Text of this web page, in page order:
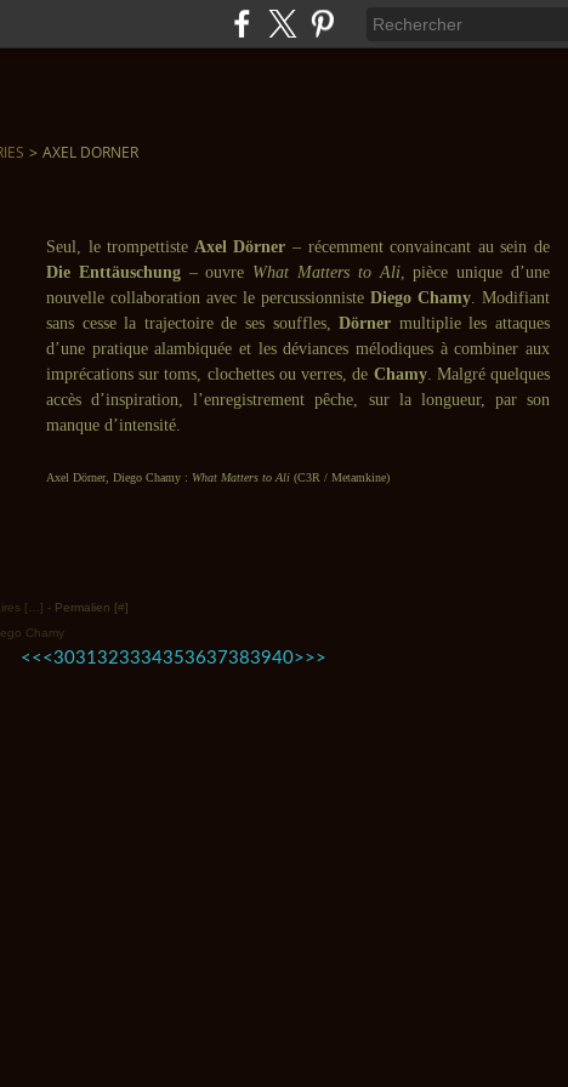
> AXEL DORNER
Seul, le trompettiste Axel Dörner – récemment convaincant au sein de
Die Enttäuschung– ouvre What Matters to Ali, pièce unique d’une
nouvelle collaboration avec le percussionniste Diego Chamy. Modifiant
sans cesse la trajectoire de ses souffles,Dörner multiplie les attaques
d’une pratique alambiquée et les déviances mélodiques à combiner aux
imprécations sur toms, clochettes ou verres, de Chamy. Malgré quelques
accès d’inspiration, l’enregistrement pêche, sur la longueur, par son
manque d’intensité.
Axel Dörner, Diego Chamy : What Matters to Ali (C3R / Metamkine)
[ ] - Permalien [#]
Chamy
<< < 10
20
3031323334353637383940>>>